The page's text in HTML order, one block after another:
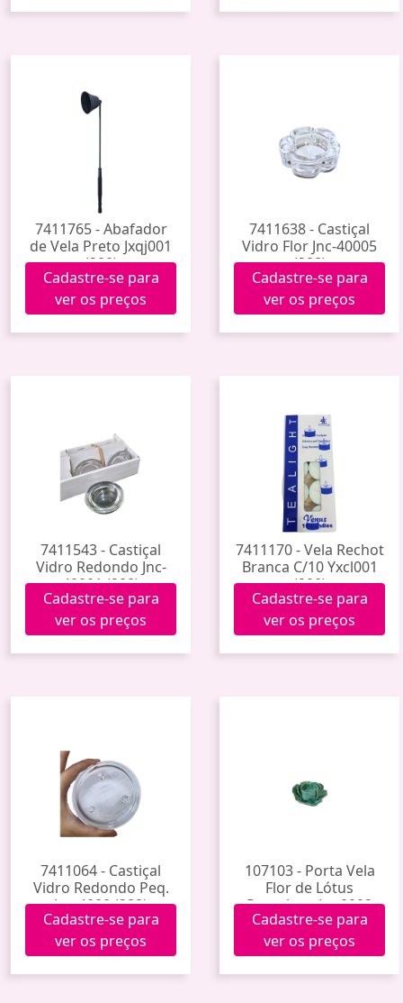
7411765 - Abafador
de Vela Preto Jxqj001
(200)
Cadastre-se para
ver os preços
7411638 - Castiçal
Vidro Flor Jnc-40005
(288)
Cadastre-se para
ver os preços
7411543 - Castiçal
Vidro Redondo Jnc-
40001 (288)
Cadastre-se para
ver os preços
7411170 - Vela Rechot
Branca C/10 Yxcl001
(200)
Cadastre-se para
ver os preços
7411064 - Castiçal
Vidro Redondo Peq.
Jnc-4000 (288)
Cadastre-se para
ver os preços
107103 - Porta Vela
Flor de Lótus
Porcelana Lot0002
Cadastre-se para
ver os preços